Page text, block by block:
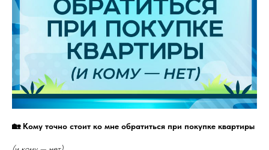
🏡 Кому точно стоит ко мне обратиться при покупке квартиры